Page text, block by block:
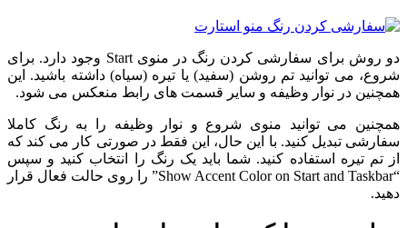
دو روش برای سفارشی کردن رنگ در منوی Start وجود دارد. برای
شروع، می توانید تم روشن (سفید) یا تیره (سیاه) داشته باشید. این
همچنین در نوار وظیفه و سایر قسمت های رابط منعکس می شود.
همچنین می توانید منوی شروع و نوار وظیفه را به رنگ کاملا
سفارشی تبدیل کنید. با این حال، این فقط در صورتی کار می کند که
از تم تیره استفاده کنید. شما باید یک رنگ را انتخاب کنید و سپس
“Show Accent Color on Start and Taskbar” را روی حالت فعال قرار
دهید.